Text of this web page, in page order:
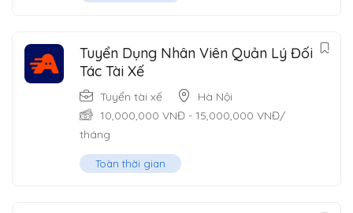
Tuyển Dụng Nhân Viên Quản Lý Đối
Tác Tài Xế
Tuyển tài xế
Hà Nội
10,000,000 VNĐ - 15,000,000 VNĐ/
tháng
Toàn thời gian